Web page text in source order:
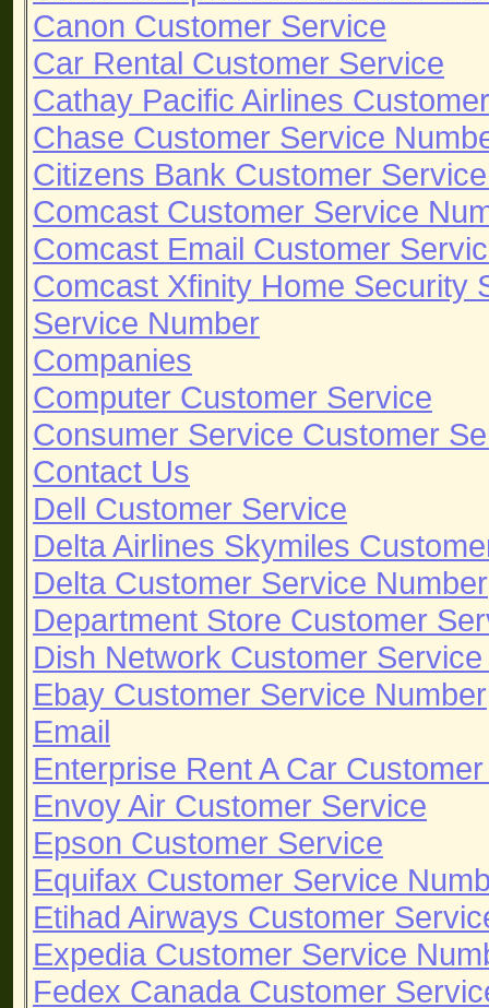
Canon Customer Service
Car Rental Customer Service
Cathay Pacific Airlines
Chase Customer Service
Citizens Bank Customer
Comcast Customer Service
Comcast Email Customer
Comcast Xfinity Home Security
Service Number
Companies
Computer Customer Service
Consumer Service Customer
Contact Us
Dell Customer Service
Delta Airlines Skymiles
Delta Customer Service Number
Department Store Customer
Dish Network Customer
Ebay Customer Service Number
Email
Enterprise Rent A Car
Envoy Air Customer Service
Epson Customer Service
Equifax Customer Service
Etihad Airways Customer
Expedia Customer Service
Fedex Canada Customer